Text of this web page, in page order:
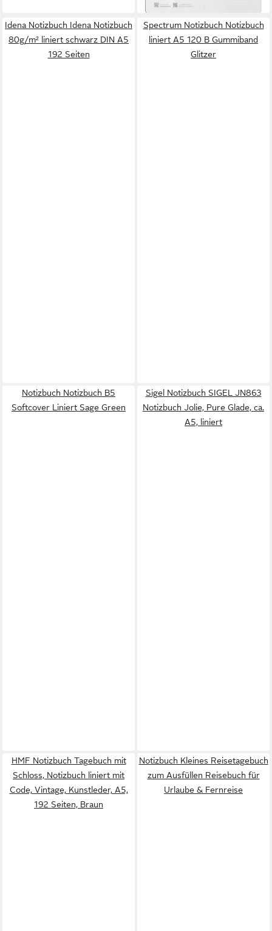
Idena Notizbuch Idena Notizbuch
80g/m² liniert schwarz DIN A5
192 Seiten
Spectrum Notizbuch Notizbuch
liniert A5 120 B Gummiband
Glitzer
Notizbuch Notizbuch B5
Softcover Liniert Sage Green
Sigel Notizbuch SIGEL JN863
Notizbuch Jolie, Pure Glade, ca.
A5, liniert
HMF Notizbuch Tagebuch mit
Schloss, Notizbuch liniert mit
Code, Vintage, Kunstleder, A5,
192 Seiten, Braun
Notizbuch Kleines Reisetagebuch
zum Ausfüllen Reisebuch für
Urlaube & Fernreise